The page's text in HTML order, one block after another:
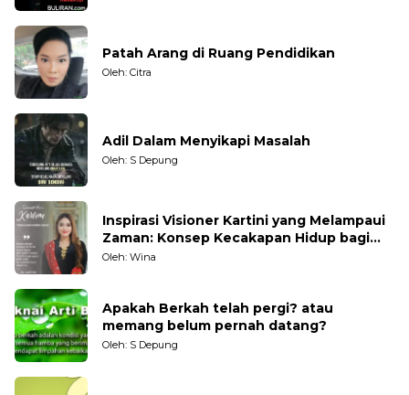
Patah Arang di Ruang Pendidikan
Oleh: Citra
Adil Dalam Menyikapi Masalah
Oleh: S Depung
Inspirasi Visioner Kartini yang Melampaui
Zaman: Konsep Kecakapan Hidup bagi
Generasi Muda
Oleh: Wina
Apakah Berkah telah pergi? atau
memang belum pernah datang?
Oleh: S Depung